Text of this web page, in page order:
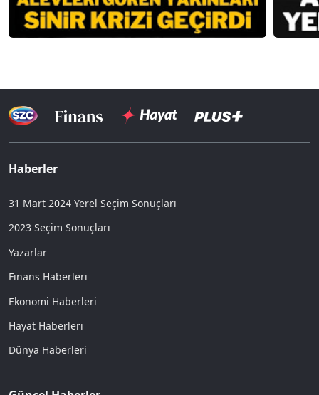
Haberler
31 Mart 2024 Yerel Seçim Sonuçları
2023 Seçim Sonuçları
Yazarlar
Finans Haberleri
Ekonomi Haberleri
Hayat Haberleri
Dünya Haberleri